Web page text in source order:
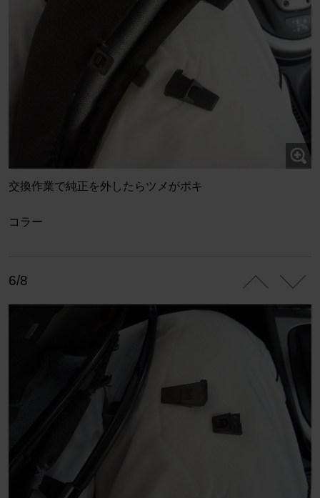
交換作業で純正を外したらツメがポキ
コラー
6/8